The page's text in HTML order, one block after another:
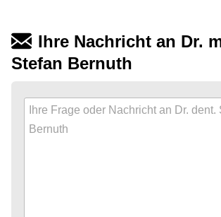
Ihre Nachricht an Dr.
Stefan Bernuth